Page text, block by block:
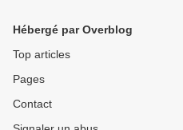
Hébergé par Overblog
Top articles
Pages
Contact